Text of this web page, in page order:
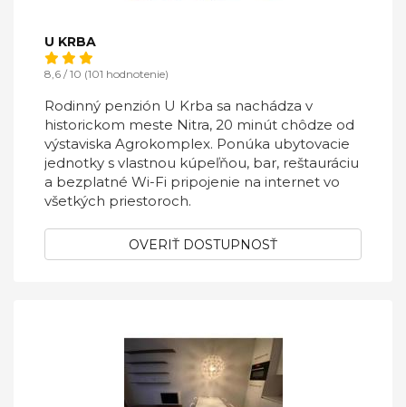
U KRBA
8,6 / 10 (101 hodnotenie)
Rodinný penzión U Krba sa nachádza v
historickom meste Nitra, 20 minút chôdze od
výstaviska Agrokomplex. Ponúka ubytovacie
jednotky s vlastnou kúpeľňou, bar, reštauráciu
a bezplatné Wi-Fi pripojenie na internet vo
všetkých priestoroch.
OVERIŤ DOSTUPNOSŤ